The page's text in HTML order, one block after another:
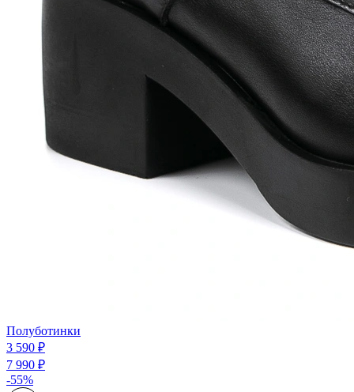
Полуботинки
3 590 ₽
7 990 ₽
-55%